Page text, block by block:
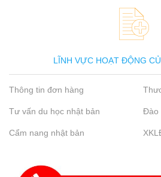
LĨNH VỰC HOẠT ĐỘNG
Thông tin đơn hàng
Tư vấn du học nhật bản Đào
Cẩm nang nhật bản